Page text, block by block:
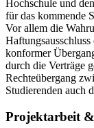
Hochschule und
für das kommende
Vor allem die
konformer
durch die Verträge
Rechteübergang
Studierenden auch
Projektarbeit